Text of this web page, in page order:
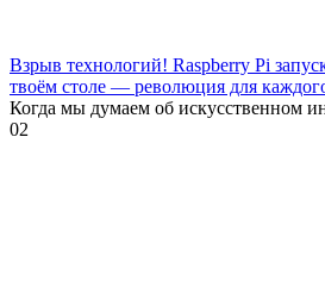
Взрыв технологий! Raspberry Pi
твоём столе — революция для
Когда мы думаем об искусственном
02